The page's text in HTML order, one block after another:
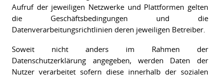
Aufruf der jeweiligen Netzwerke und Plattformen gelten
die Geschäftsbedingungen und die
Datenverarbeitungsrichtlinien deren jeweiligen Betreiber.
Soweit nicht anders im Rahmen der
Datenschutzerklärung angegeben, werden Daten der
Nutzer verarbeitet sofern diese innerhalb der sozialen